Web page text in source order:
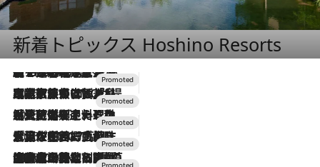
新着トピックス Hoshino Resorts
2026.8.7
【トンボの足水浴】ヒノキの香りに包まれて涼感マックス！約13℃の湧水かけ流しを避暑地「星野温泉 トンボの湯」で体験
2026.7.31
【ホテル帰省】という選択肢をOMOが提案。家族とほどよい距離を保つには「昼は実家、夜は気兼ねなくホテルで！」
2026.7.24
【夏限定ディナーコース】旬を迎える稚鮎や花ズッキーニなどをイタリア・トスカーナの郷土料理の手法で満喫！
2026.7.17
「土佐和ハーブかき氷」がOMO7高知に登場！生姜、山椒、大葉など目にも舌にも涼を呼ぶ郷土の味
2026.7.10
NEW OPEN！【界 草津】名湯の地に誕生。趣の異なる2種の温泉と上州ならではの会席・蕎麦割烹など美食を味わう究極の癒やし旅